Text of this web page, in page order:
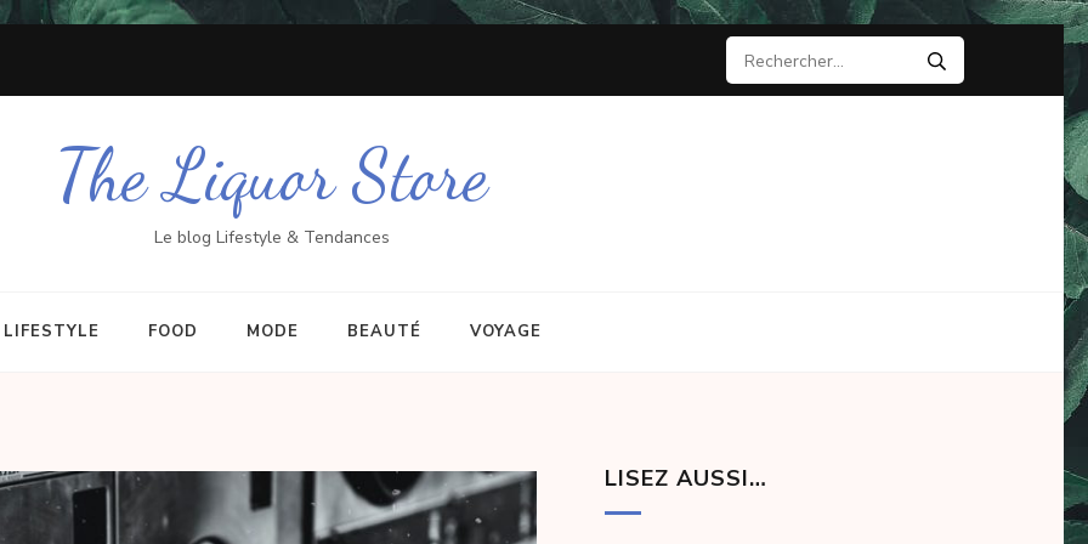
Rechercher :
The Liquor Store
Le blog Lifestyle & Tendances
LIFESTYLE FOOD MODE BEAUTÉ VOYAGE
LISEZ AUSSI…